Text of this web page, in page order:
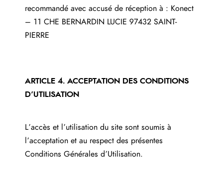
recommandé avec accusé de réception à : Konect
– 11 CHE BERNARDIN LUCIE 97432 SAINT-
PIERRE
ARTICLE 4. ACCEPTATION DES CONDITIONS
D’UTILISATION
L’accès et l’utilisation du site sont soumis à
l’acceptation et au respect des présentes
Conditions Générales d’Utilisation.